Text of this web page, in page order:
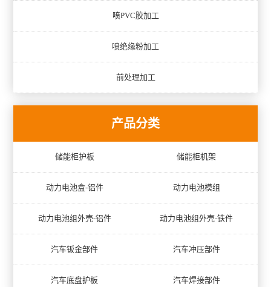
喷PVC胶加工
喷绝缘粉加工
前处理加工
产品分类
储能柜护板 储能柜机架
动力电池盒-铝件 动力电池模组
动力电池组外壳-铝件 动力电池组外壳-铁件
汽车钣金部件 汽车冲压部件
汽车底盘护板 汽车焊接部件